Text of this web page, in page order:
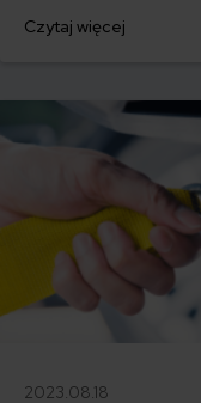
Czytaj więcej
2023.08.18